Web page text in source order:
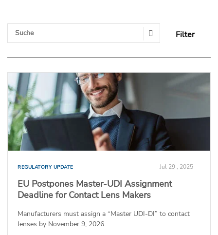
Filter
Search Submit
REGULATORY UPDATE Jul 29 , 2025
EU Postpones Master-UDI Assignment
Deadline for Contact Lens Makers
Manufacturers must assign a “Master UDI-DI” to contact
lenses by November 9, 2026.